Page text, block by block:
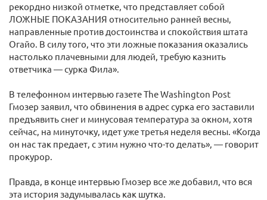
рекордно низкой отметке, что представляет собой
ЛОЖНЫЕ ПОКАЗАНИЯ относительно ранней весны,
направленные против достоинства и спокойствия штата
Огайо. В силу того, что эти ложные показания оказались
настолько плачевными для людей, требую казнить
ответчика — сурка Фила».
В телефонном интервью газете The Washington Post
Гмозер заявил, что обвинения в адрес сурка его заставили
предъявить снег и минусовая температура за окном, хотя
сейчас, на минуточку, идет уже третья неделя весны. «Когда
он нас так предает, с этим нужно что-то делать», — говорит
прокурор.
Правда, в конце интервью Гмозер все же добавил, что вся
эта история задумывалась как шутка.